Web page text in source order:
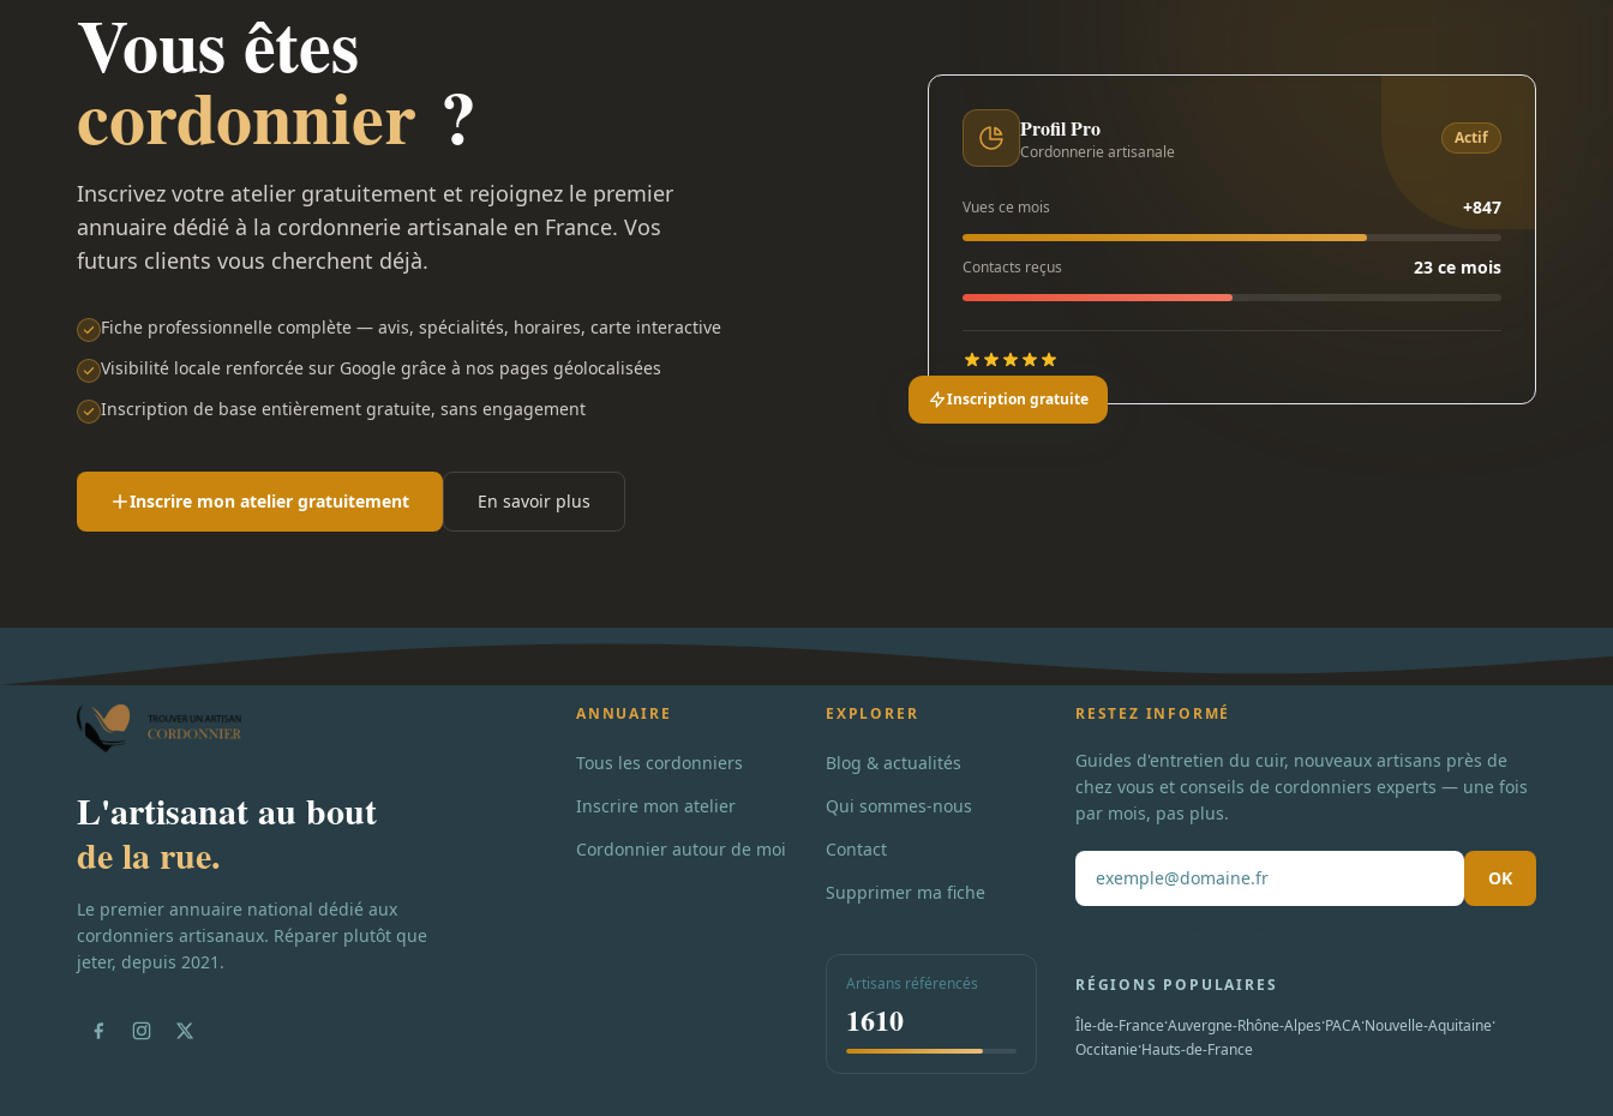
Vous êtes
cordonnier ?
Inscrivez votre atelier gratuitement et rejoignez le premier
annuaire dédié à la cordonnerie artisanale en France. Vos
futurs clients vous cherchent déjà.
Fiche professionnelle complète — avis, spécialités, horaires, carte interactive
Visibilité locale renforcée sur Google grâce à nos pages géolocalisées
Inscription de base entièrement gratuite, sans engagement
Inscrire mon atelier gratuitement En savoir plus
Profil Pro
Cordonnerie artisanale
Actif
Vues ce mois +847
Contacts reçus 23 ce mois
Inscription gratuite
L'artisanat au bout
de la rue.
Le premier annuaire national dédié aux
cordonniers artisanaux. Réparer plutôt que
jeter, depuis 2021.
ANNUAIRE
Tous les cordonniers
Inscrire mon atelier
Cordonnier autour de moi
EXPLORER
Blog & actualités
Qui sommes-nous
Contact
Supprimer ma fiche
Artisans référencés
1610
RESTEZ INFORMÉ
Guides d'entretien du cuir, nouveaux artisans près de
chez vous et conseils de cordonniers experts — une fois
par mois, pas plus.
OK
RÉGIONS POPULAIRES
Île-de-France·Auvergne-Rhône-Alpes·PACA·Nouvelle-Aquitaine·
Occitanie·Hauts-de-France